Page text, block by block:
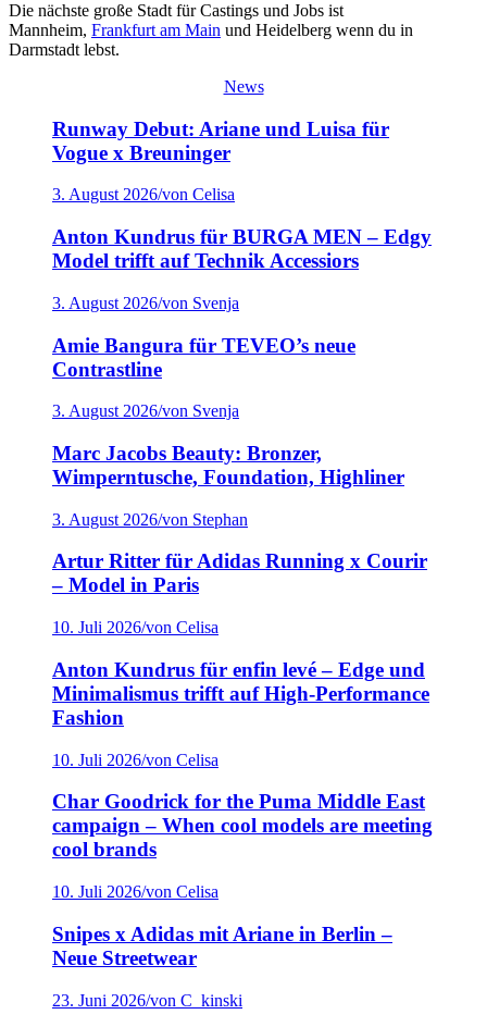
Die nächste große Stadt für Castings und Jobs ist
Mannheim, Frankfurt am Main und Heidelberg wenn du in
Darmstadt lebst.
News
Runway Debut: Ariane und Luisa für
Vogue x Breuninger
3. August 2026/von Celisa
Anton Kundrus für BURGA MEN – Edgy
Model trifft auf Technik Accessiors
3. August 2026/von Svenja
Amie Bangura für TEVEO’s neue
Contrastline
3. August 2026/von Svenja
Marc Jacobs Beauty: Bronzer,
Wimperntusche, Foundation, Highliner
3. August 2026/von Stephan
Artur Ritter für Adidas Running x Courir
– Model in Paris
10. Juli 2026/von Celisa
Anton Kundrus für enfin levé – Edge und
Minimalismus trifft auf High-Performance
Fashion
10. Juli 2026/von Celisa
Char Goodrick for the Puma Middle East
campaign – When cool models are meeting
cool brands
10. Juli 2026/von Celisa
Snipes x Adidas mit Ariane in Berlin –
Neue Streetwear
23. Juni 2026/von C_kinski